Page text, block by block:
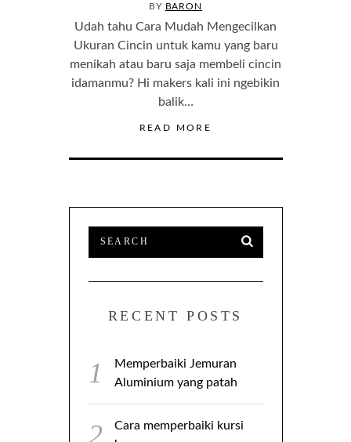
BY BARON
Udah tahu Cara Mudah Mengecilkan
Ukuran Cincin untuk kamu yang baru
menikah atau baru saja membeli cincin
idamanmu? Hi makers kali ini ngebikin
balik…
READ MORE
RECENT POSTS
Memperbaiki Jemuran
Aluminium yang patah
Cara memperbaiki kursi